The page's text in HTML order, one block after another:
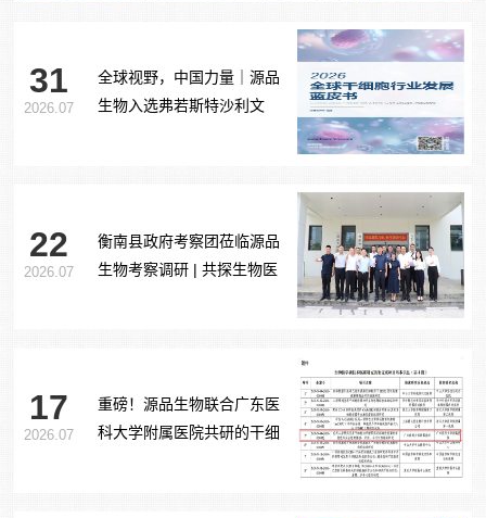
31
2026.07
全球视野，中国力量｜源品
生物入选弗若斯特沙利文
22
2026.07
衡南县政府考察团莅临源品
生物考察调研 | 共探生物医
17
2026.07
重磅！源品生物联合广东医
科大学附属医院共研的干细